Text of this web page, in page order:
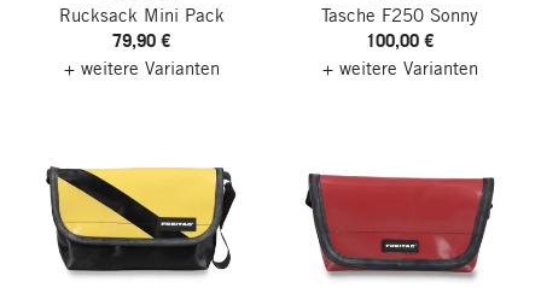
Rucksack Mini Pack
79,90 €
+ weitere Varianten
Tasche F250 Sonny
100,00 €
+ weitere Varianten